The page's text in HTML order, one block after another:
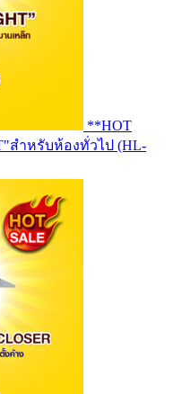
**HOT
สำหรับห้องทั่วไป (HL-